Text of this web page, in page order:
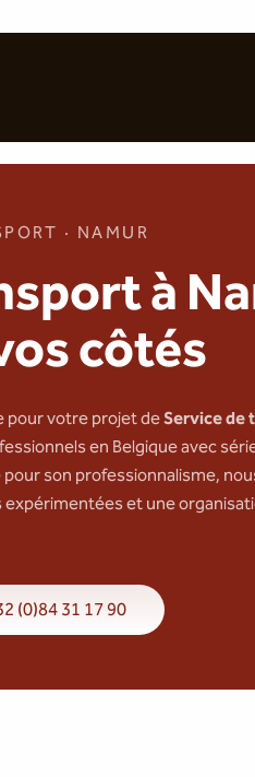
· NAMUR
à
côtés
pour votre projet deService de
en Belgique avec
son professionnalisme,
expérimentées et une
(0)84 31 17 90